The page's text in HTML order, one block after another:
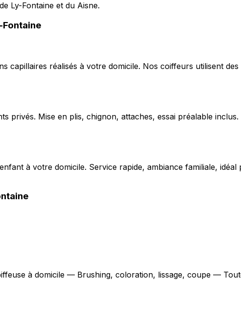
Ly-Fontaine et du Aisne.
Fontaine
capillaires réalisés à votre domicile. Nos coiffeurs utilisent
privés. Mise en plis, chignon, attaches, essai préalable
à votre domicile. Service rapide, ambiance familiale,
à domicile — Brushing, coloration, lissage, coupe —